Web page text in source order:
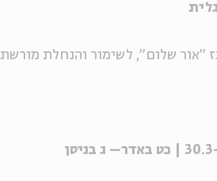
"אור שלום", לשימור והנחלת מורשת